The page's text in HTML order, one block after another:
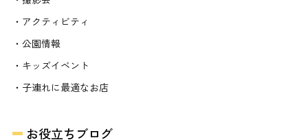
・アクティビティ
・公園情報
・キッズイベント
・子連れに最適なお店
お役立ちブログ